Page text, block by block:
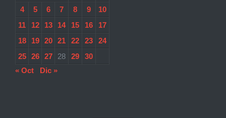
4
5 6 7 8 9
10
11
12 13 14 15 16
17
18
19 20 21 22 23
24
25
26 27 28 29
30
« Oct
Dic »